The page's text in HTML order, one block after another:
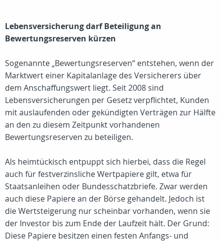
Lebensversicherung darf Beteiligung an
Bewertungsreserven kürzen
Sogenannte „Bewertungsreserven“ entstehen, wenn der
Marktwert einer Kapitalanlage des Versicherers über
dem Anschaffungswert liegt. Seit 2008 sind
Lebensversicherungen per Gesetz verpflichtet, Kunden
mit auslaufenden oder gekündigten Verträgen zur Hälfte
an den zu diesem Zeitpunkt vorhandenen
Bewertungsreserven zu beteiligen.
Als heimtückisch entpuppt sich hierbei, dass die Regel
auch für festverzinsliche Wertpapiere gilt, etwa für
Staatsanleihen oder Bundesschatzbriefe. Zwar werden
auch diese Papiere an der Börse gehandelt. Jedoch ist
die Wertsteigerung nur scheinbar vorhanden, wenn sie
der Investor bis zum Ende der Laufzeit hält. Der Grund:
Diese Papiere besitzen einen festen Anfangs- und